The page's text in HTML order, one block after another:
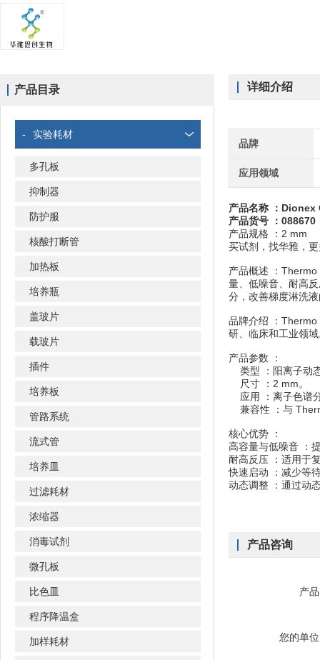
产品目录
- 实验耗材
多孔板
抑制器
防护服
核酸打断管
加热板
培养瓶
盖玻片
载玻片
插件
培养板
管路系统
流式管
培养皿
过滤耗材
浓缩器
消毒试剂
微孔板
比色皿
程序降温盒
加样耗材
详细介绍
品牌
应用领域
产品名称 ： Dionex
产品货号 ：088670
产品规格 ：2 mm
买试剂，找华雅，
产品概述 ：
量、低噪音、耐高
分，改善梯度淋洗
品牌介绍 ：
研、临床和工业领
产品参数 ：
类型 ：阳离子动
尺寸 ：2 mm。
应用 ：离子色谱
兼容性 ：与
核心优势 ：
高容量与低噪音 ：
耐高反压 ：适用于
快速启动 ：减少等
动态调整 ：通过动
产品咨询
产
您的单